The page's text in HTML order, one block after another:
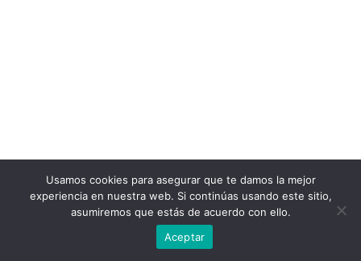
Usamos cookies para asegurar que te damos la mejor
experiencia en nuestra web. Si continúas usando este sitio,
asumiremos que estás de acuerdo con ello.
Aceptar